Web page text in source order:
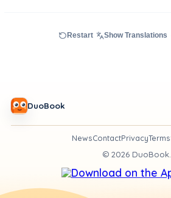
Restart Show Translations
DuoBook
NewsContactPrivacyTerms
© 2026DuoBook.